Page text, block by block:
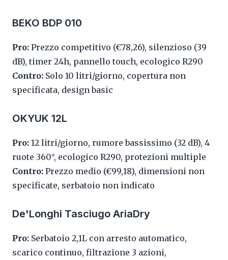
BEKO BDP 010
Pro: Prezzo competitivo (€78,26), silenzioso (39
dB), timer 24h, pannello touch, ecologico R290
Contro: Solo 10 litri/giorno, copertura non
specificata, design basic
OKYUK 12L
Pro: 12 litri/giorno, rumore bassissimo (32 dB), 4
ruote 360°, ecologico R290, protezioni multiple
Contro: Prezzo medio (€99,18), dimensioni non
specificate, serbatoio non indicato
De'Longhi Tasciugo AriaDry
Pro: Serbatoio 2,1L con arresto automatico,
scarico continuo, filtrazione 3 azioni,